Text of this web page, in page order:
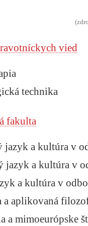
vied
technika
fakulta
jazyk a kultúra v
jazyk a kultúra v
a kultúra v
aplikovaná
a mimoeurópske